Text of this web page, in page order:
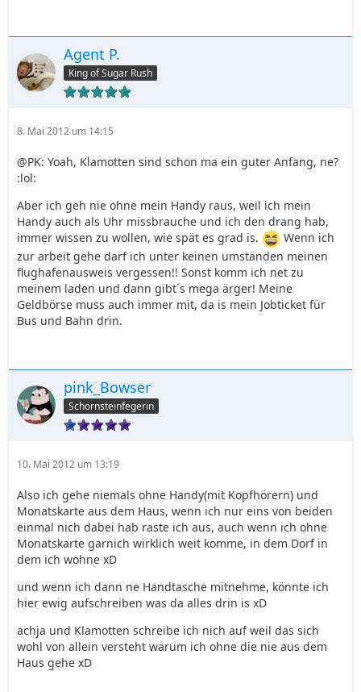
Agent P.
King of Sugar Rush
8. Mai 2012 um 14:15
@PK: Yoah, Klamotten sind schon ma ein guter Anfang, ne?
:lol:
Aber ich geh nie ohne mein Handy raus, weil ich mein
Handy auch als Uhr missbrauche und ich den drang hab,
immer wissen zu wollen, wie spät es grad is.
Wenn ich
zur arbeit gehe darf ich unter keinen umständen meinen
flughafenausweis vergessen!! Sonst komm ich net zu
meinem laden und dann gibt´s mega ärger! Meine
Geldbörse muss auch immer mit, da is mein Jobticket für
Bus und Bahn drin.
pink_Bowser
Schornsteinfegerin
10. Mai 2012 um 13:19
Also ich gehe niemals ohne Handy(mit Kopfhörern) und
Monatskarte aus dem Haus, wenn ich nur eins von beiden
einmal nich dabei hab raste ich aus, auch wenn ich ohne
Monatskarte garnich wirklich weit komme, in dem Dorf in
dem ich wohne xD
und wenn ich dann ne Handtasche mitnehme, könnte ich
hier ewig aufschreiben was da alles drin is xD
achja und Klamotten schreibe ich nich auf weil das sich
wohl von allein versteht warum ich ohne die nie aus dem
Haus gehe xD